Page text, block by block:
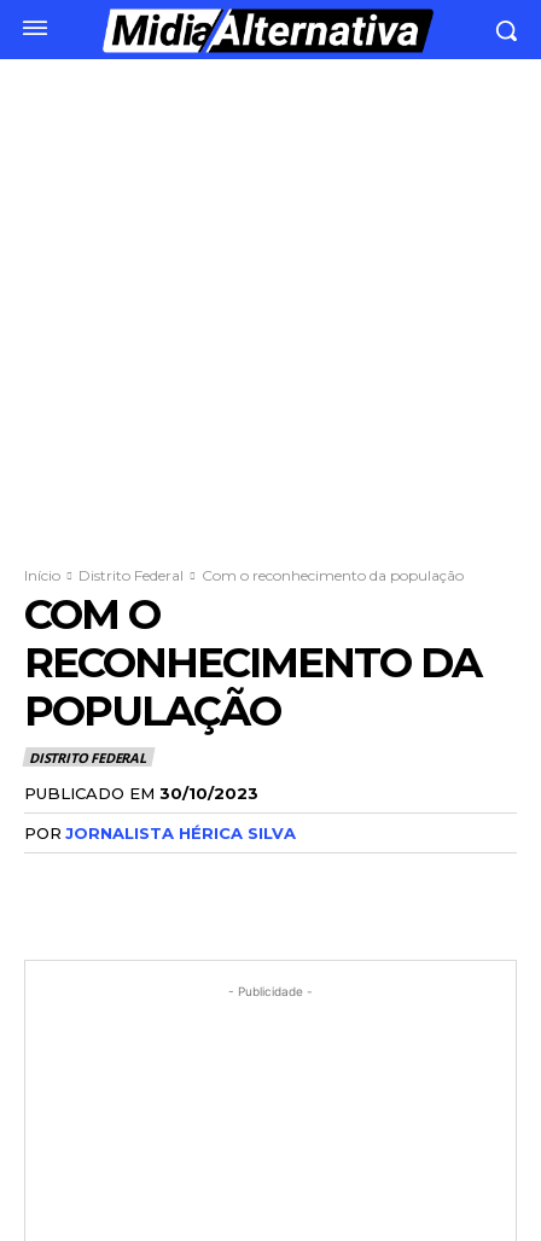
Início Distrito Federal Com o reconhecimento da população
COM O
RECONHECIMENTO DA
POPULAÇÃO
DISTRITO FEDERAL
PUBLICADO EM 30/10/2023
POR JORNALISTA HÉRICA SILVA
- Publicidade -